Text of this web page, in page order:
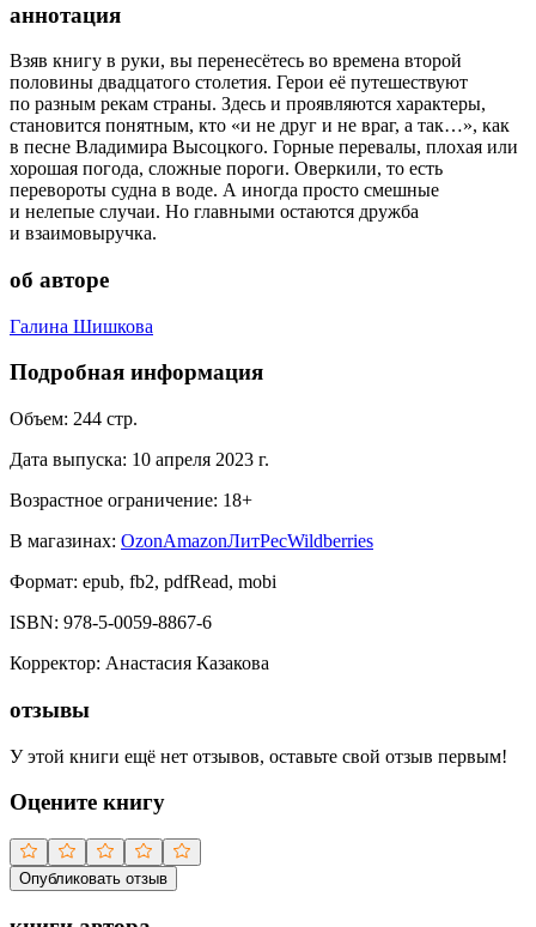
аннотация
Взяв книгу в руки, вы перенесётесь во времена второй
половины двадцатого столетия. Герои её путешествуют
по разным рекам страны. Здесь и проявляются характеры,
становится понятным, кто «и не друг и не враг, а так…», как
в песне Владимира Высоцкого. Горные перевалы, плохая или
хорошая погода, сложные пороги. Оверкили, то есть
перевороты судна в воде. А иногда просто смешные
и нелепые случаи. Но главными остаются дружба
и взаимовыручка.
об авторе
Галина Шишкова
Подробная информация
Объем: 244 стр.
Дата выпуска: 10 апреля 2023 г.
Возрастное ограничение: 18+
В магазинах: OzonAmazonЛитРесWildberries
Формат: epub, fb2, pdfRead, mobi
ISBN: 978-5-0059-8867-6
Корректор: Анастасия Казакова
отзывы
У этой книги ещё нет отзывов, оставьте свой отзыв первым!
Оцените книгу
Опубликовать отзыв